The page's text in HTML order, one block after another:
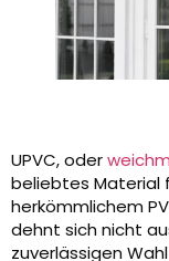
UPVC, oder
beliebtes Material
herkömmlichem
dehnt sich nicht
zuverlässigen